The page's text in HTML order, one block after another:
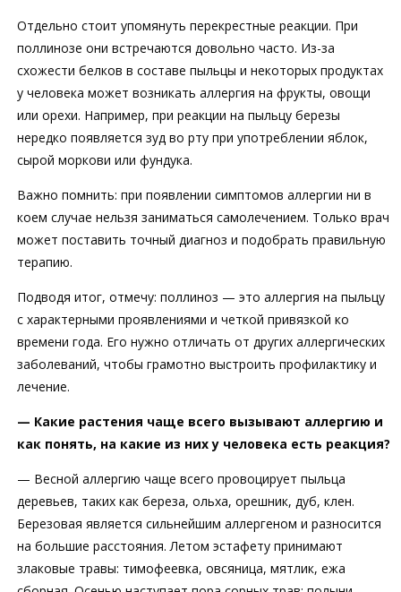
Отдельно стоит упомянуть перекрестные реакции. При
поллинозе они встречаются довольно часто. Из-за
схожести белков в составе пыльцы и некоторых продуктах
у человека может возникать аллергия на фрукты, овощи
или орехи. Например, при реакции на пыльцу березы
нередко появляется зуд во рту при употреблении яблок,
сырой моркови или фундука.
Важно помнить: при появлении симптомов аллергии ни в
коем случае нельзя заниматься самолечением. Только врач
может поставить точный диагноз и подобрать правильную
терапию.
Подводя итог, отмечу: поллиноз — это аллергия на пыльцу
с характерными проявлениями и четкой привязкой ко
времени года. Его нужно отличать от других аллергических
заболеваний, чтобы грамотно выстроить профилактику и
лечение.
— Какие растения чаще всего вызывают аллергию и
как понять, на какие из них у человека есть реакция?
— Весной аллергию чаще всего провоцирует пыльца
деревьев, таких как береза, ольха, орешник, дуб, клен.
Березовая является сильнейшим аллергеном и разносится
на большие расстояния. Летом эстафету принимают
злаковые травы: тимофеевка, овсяница, мятлик, ежа